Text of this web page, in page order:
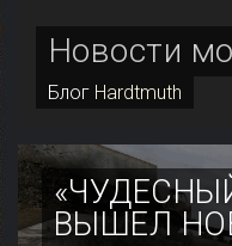
Новости
Блог Hardtmuth
ВЫШЕЛ